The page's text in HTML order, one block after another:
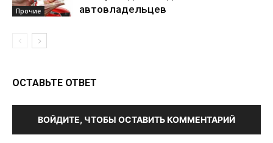
Прочие
автовладельцев
ОСТАВЬТЕ ОТВЕТ
ВОЙДИТЕ, ЧТОБЫ ОСТАВИТЬ КОММЕНТАРИЙ